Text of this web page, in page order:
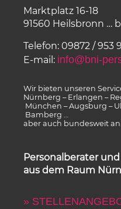
Marktplatz 16-18
91560 Heilsbronn …
Telefon: 09872 / 953
E-mail: info@bni-
Wir bieten unseren
Nürnberg – Erlangen –
München – Augsburg –
Bamberg …
aber auch bundesweit an.
Personalberater
aus dem Raum
»